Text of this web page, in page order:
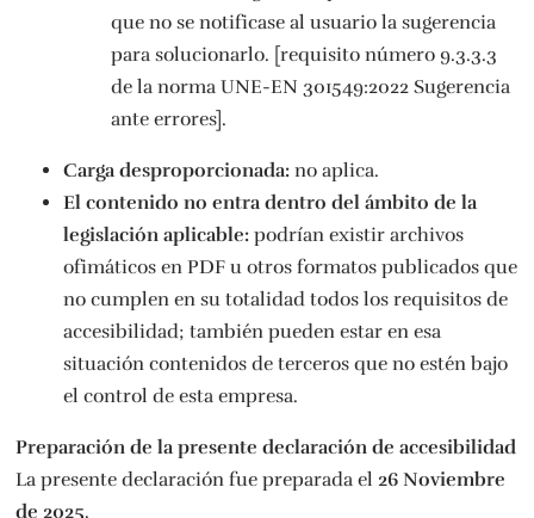
que no se notificase al usuario la sugerencia
para solucionarlo. [requisito número 9.3.3.3
de la norma UNE-EN 301549:2022 Sugerencia
ante errores].
Carga desproporcionada: no aplica.
El contenido no entra dentro del ámbito de la
legislación aplicable: podrían existir archivos
ofimáticos en PDF u otros formatos publicados que
no cumplen en su totalidad todos los requisitos de
accesibilidad; también pueden estar en esa
situación contenidos de terceros que no estén bajo
el control de esta empresa.
Preparación de la presente declaración de accesibilidad
La presente declaración fue preparada el 26 Noviembre
de 2025.